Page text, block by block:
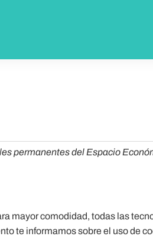
permanentes del Espacio
mayor comodidad, todas las
te informamos sobre el uso de